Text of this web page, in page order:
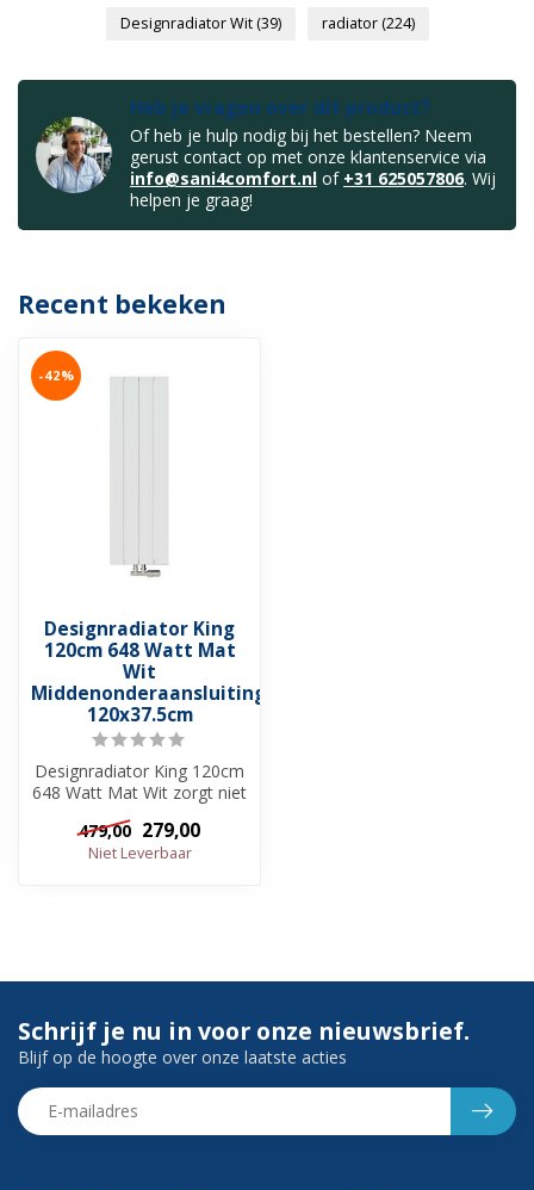
Designradiator Wit(39) radiator(224)
Heb je vragen over dit product?
Of heb je hulp nodig bij het bestellen? Neem
gerust contact op met onze klantenservice via
info@sani4comfort.nl of +31 625057806. Wij
helpen je graag!
Recent bekeken
-42%
Designradiator King
120cm 648 Watt Mat
Wit
Middenonderaansluiting
120x37.5cm
Designradiator King 120cm
648 Watt Mat Wit zorgt niet
alleen voor een
opgeruimde...
479,00 279,00
Niet Leverbaar
Schrijf je nu in voor onze nieuwsbrief.
Blijf op de hoogte over onze laatste acties